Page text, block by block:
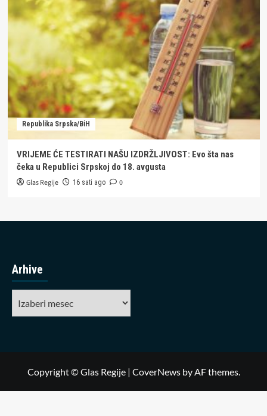
Republika Srpska/BiH
VRIJEME ĆE TESTIRATI NAŠU IZDRŽLJIVOST: Evo šta nas
čeka u Republici Srpskoj do 18. avgusta
Glas Regije 16 sati ago 0
Arhive
Copyright © Glas Regije | CoverNewsby AF themes.